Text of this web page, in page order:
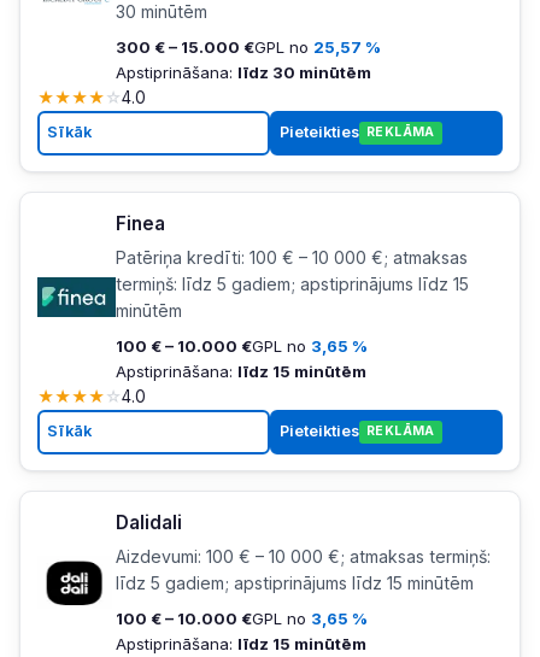
30 minūtēm
300 € – 15.000 €GPL no 25,57 %
Apstiprināšana: līdz 30 minūtēm
★★★★☆4.0
Sīkāk Pieteikties REKLĀMA
Finea
Patēriņa kredīti: 100 € – 10 000 €; atmaksas
termiņš: līdz 5 gadiem; apstiprinājums līdz 15
minūtēm
100 € – 10.000 €GPL no 3,65 %
Apstiprināšana: līdz 15 minūtēm
★★★★☆4.0
Sīkāk Pieteikties REKLĀMA
Dalidali
Aizdevumi: 100 € – 10 000 €; atmaksas termiņš:
līdz 5 gadiem; apstiprinājums līdz 15 minūtēm
100 € – 10.000 €GPL no 3,65 %
Apstiprināšana: līdz 15 minūtēm